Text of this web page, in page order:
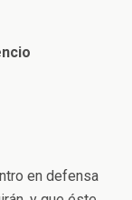
en defensa